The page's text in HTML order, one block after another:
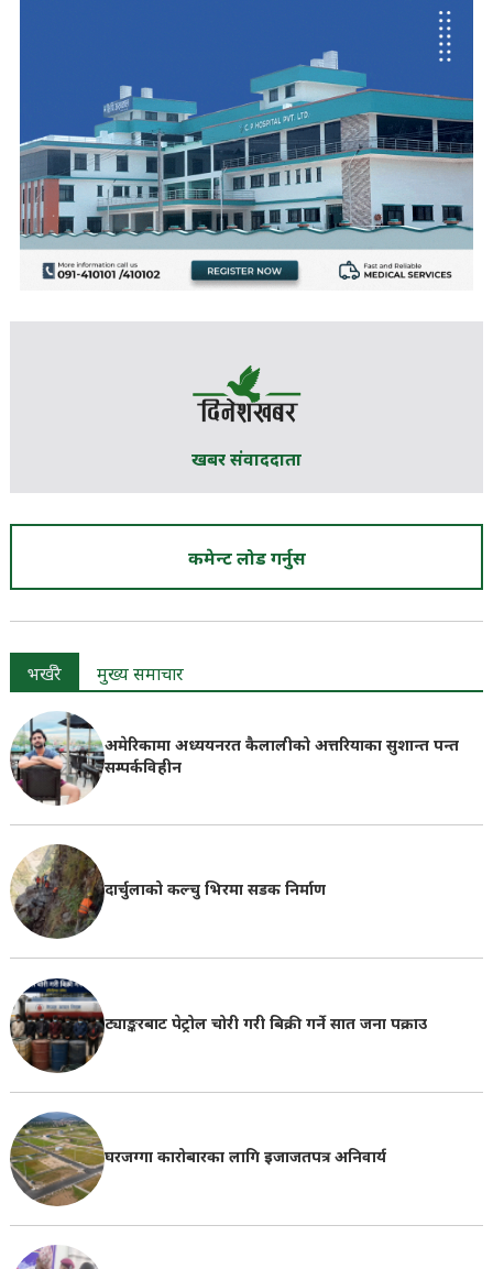
खबर संवाददाता
कमेन्ट लोड गर्नुस
भर्खरै मुख्य समाचार
अमेरिकामा अध्ययनरत कैलालीको अत्तरियाका सुशान्त पन्त
सम्पर्कविहीन
दार्चुलाको कल्चु भिरमा सडक निर्माण
ट्याङ्करबाट पेट्रोल चोरी गरी बिक्री गर्ने सात जना पक्राउ
घरजग्गा कारोबारका लागि इजाजतपत्र अनिवार्य